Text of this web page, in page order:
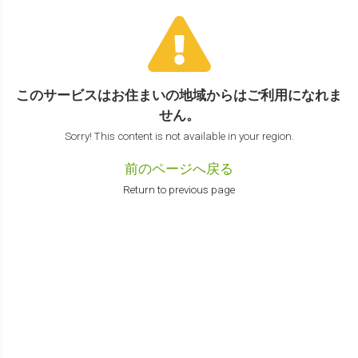
このサービスはお住まいの地域からはご利用になれま
せん。
Sorry! This content is not available in your region.
前のページへ戻る
Return to previous page